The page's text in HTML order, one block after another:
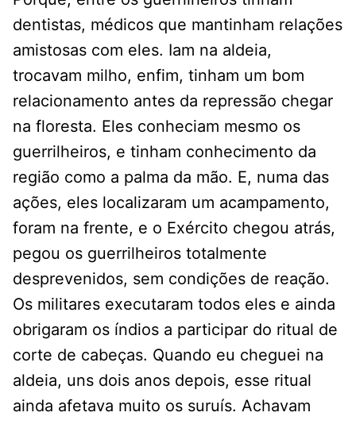
dentistas, médicos que mantinham relações
amistosas com eles. Iam na aldeia,
trocavam milho, enfim, tinham um bom
relacionamento antes da repressão chegar
na floresta. Eles conheciam mesmo os
guerrilheiros, e tinham conhecimento da
região como a palma da mão. E, numa das
ações, eles localizaram um acampamento,
foram na frente, e o Exército chegou atrás,
pegou os guerrilheiros totalmente
desprevenidos, sem condições de reação.
Os militares executaram todos eles e ainda
obrigaram os índios a participar do ritual de
corte de cabeças. Quando eu cheguei na
aldeia, uns dois anos depois, esse ritual
ainda afetava muito os suruís. Achavam